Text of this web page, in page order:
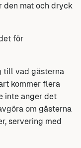
den mat och dryck
för
till vad gästerna
kommer flera
inte anger det
om gästerna
servering med